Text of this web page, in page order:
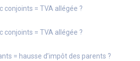
conjoints = TVA allégée ?
conjoints = TVA allégée ?
= hausse d’impôt des parents ?